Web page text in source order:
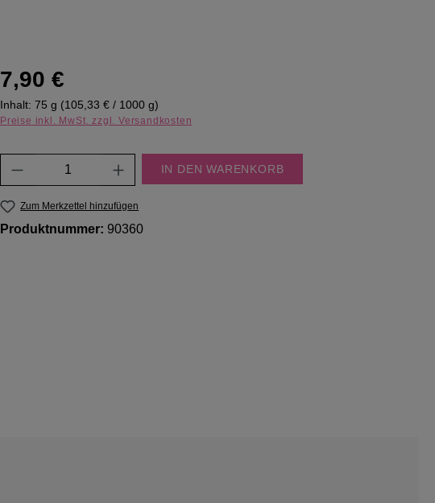
Regulärer Preis:
7,90 €
Inhalt: 75 g (105,33 € / 1000 g)
Preise inkl. MwSt. zzgl. Versandkosten
Produkt Anzahl: Gib den gewünschten Wert ein
IN DEN WARENKORB
Zum Merkzettel hinzufügen
Produktnummer: 90360